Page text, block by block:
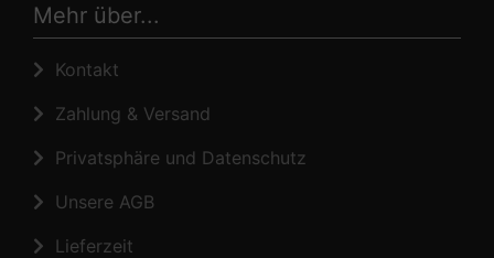
Mehr über...
Kontakt
Zahlung & Versand
Privatsphäre und Datenschutz
Unsere AGB
Lieferzeit